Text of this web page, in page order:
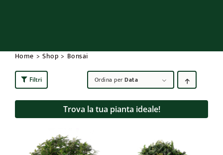
Home Shop Bonsai
Filtri Ordina perData
Trova la tua pianta ideale!